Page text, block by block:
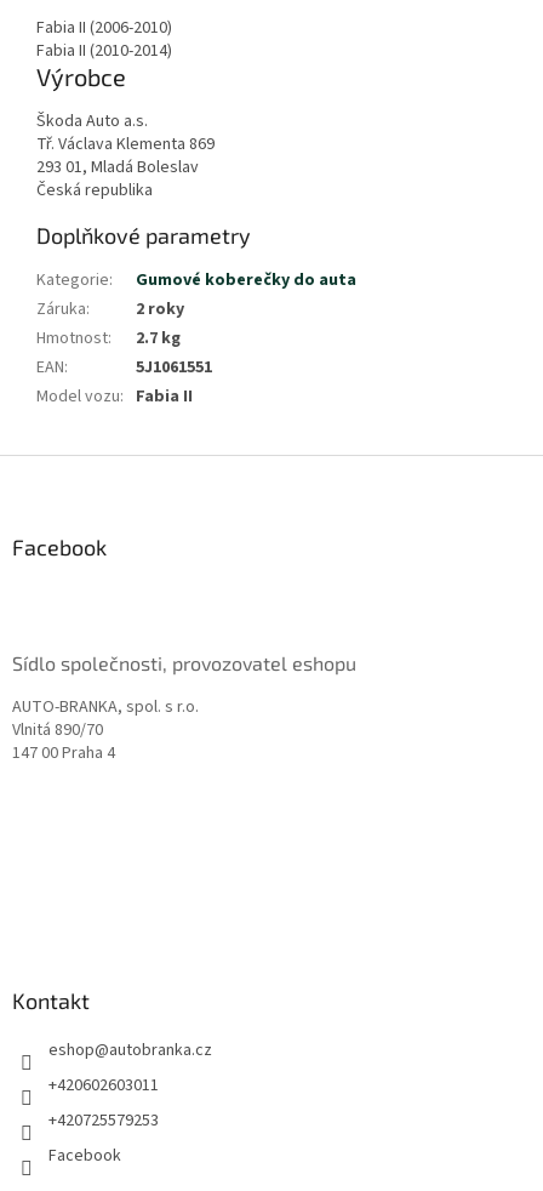
Fabia II (2006-2010)
Fabia II (2010-2014)
Výrobce
Škoda Auto a.s.
Tř. Václava Klementa 869
293 01, Mladá Boleslav
Česká republika
Doplňkové parametry
Kategorie:
Gumové koberečky do auta
Záruka:
2 roky
Hmotnost:
2.7 kg
EAN:
5J1061551
Model vozu: Fabia II
Facebook
Sídlo společnosti, provozovatel eshopu
AUTO-BRANKA, spol. s r.o.
Vlnitá 890/70
147 00 Praha 4
Kontakt
eshop@autobranka.cz
+420602603011
+420725579253
Facebook